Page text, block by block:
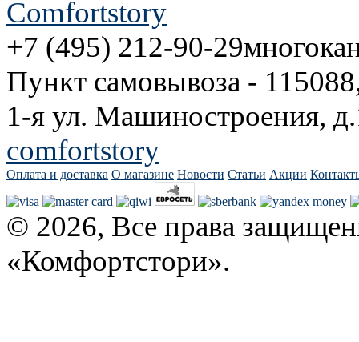
+7 (495) 212-90-29
Пункт самовывоза -
1-я ул. Машиностроения,
comfortstory
Оплата и доставка О магазине Новости Статьи Акции
© 2026, Все права
«Комфортстори».